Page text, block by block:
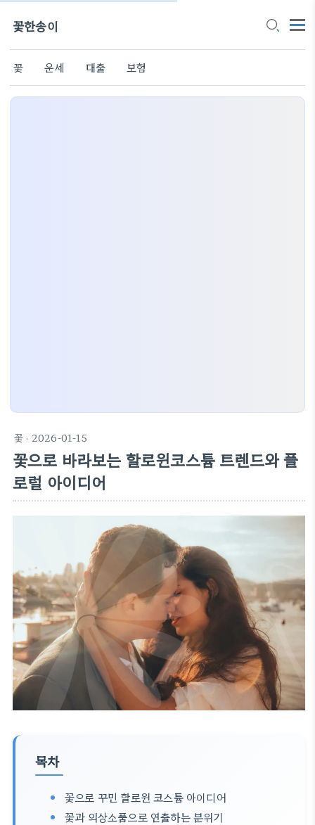
꽃한송이
꽃 운세 대출 보험
꽃 · 2026-01-15
꽃으로 바라보는 할로윈코스튬 트렌드와 플
로럴 아이디어
목차
꽃으로 꾸민 할로윈 코스튬 아이디어
꽃과 의상소품으로 연출하는 분위기